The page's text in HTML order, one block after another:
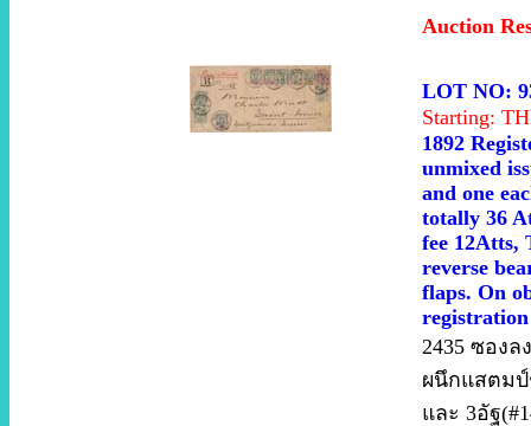
Auction
LOT NO:
Starting:
1892
unmixed
and one
totally 36
fee 12Atts,
reverse
flaps. On
registration
2435 ซอง
ผนึกแสตมป์
และ 3อัฐ